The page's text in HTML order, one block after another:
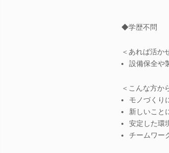
◆学歴不問
＜あれば活か
設備保全や
＜こんな方か
モノづくり
新しいこと
安定した環
チームワー